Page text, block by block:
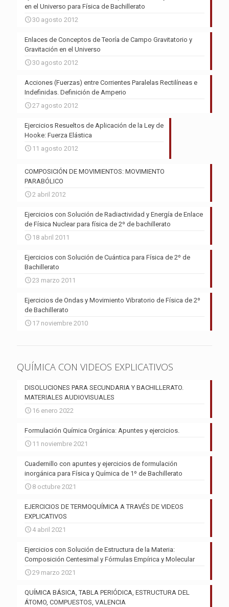
en el Universo para Física de Bachillerato
30 agosto 2012
Enlaces de Conceptos de Teoría de Campo Gravitatorio y
Gravitación en el Universo
30 agosto 2012
Acciones (Fuerzas) entre Corrientes Paralelas Rectilíneas e
Indefinidas. Definición de Amperio
27 agosto 2012
Ejercicios Resueltos de Aplicación de la Ley de
Hooke: Fuerza Elástica
11 agosto 2012
COMPOSICIÓN DE MOVIMIENTOS: MOVIMIENTO
PARABÓLICO
2 abril 2012
Ejercicios con Solución de Radiactividad y Energía de Enlace
de Física Nuclear para física de 2º de bachillerato
18 abril 2011
Ejercicios con Solución de Cuántica para Física de 2º de
Bachillerato
23 marzo 2011
Ejercicios de Ondas y Movimiento Vibratorio de Física de 2º
de Bachillerato
17 noviembre 2010
QUÍMICA CON VIDEOS EXPLICATIVOS
DISOLUCIONES PARA SECUNDARIA Y BACHILLERATO.
MATERIALES AUDIOVISUALES
16 enero 2022
Formulación Química Orgánica: Apuntes y ejercicios.
11 noviembre 2021
Cuadernillo con apuntes y ejercicios de formulación
inorgánica para Física y Química de 1º de Bachillerato
8 octubre 2021
EJERCICIOS DE TERMOQUÍMICA A TRAVÉS DE VIDEOS
EXPLICATIVOS
4 abril 2021
Ejercicios con Solución de Estructura de la Materia:
Composición Centesimal y Fórmulas Empírica y Molecular
29 marzo 2021
QUÍMICA BÁSICA, TABLA PERIÓDICA, ESTRUCTURA DEL
ÁTOMO, COMPUESTOS, VALENCIA